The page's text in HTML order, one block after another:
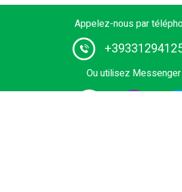
Appelez-nous par
Ou utilisez Messenger